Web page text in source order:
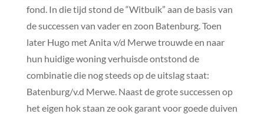
fond. In die tijd stond de “Witbuik” aan de basis van
de successen van vader en zoon Batenburg. Toen
later Hugo met Anita v/d Merwe trouwde en naar
hun huidige woning verhuisde ontstond de
combinatie die nog steeds op de uitslag staat:
Batenburg/v.d Merwe. Naast de grote successen op
het eigen hok staan ze ook garant voor goede duiven